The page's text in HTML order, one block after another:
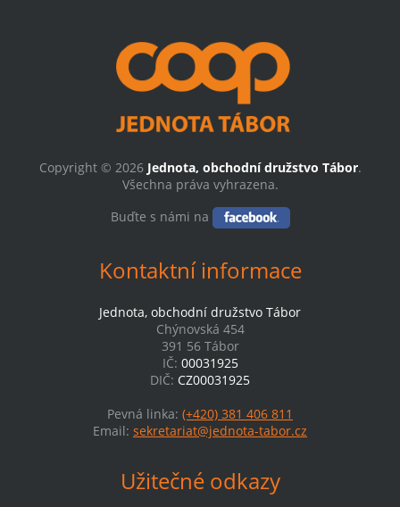
Copyright © 2026 Jednota, obchodní družstvo Tábor.
Všechna práva vyhrazena.
Buďte s námi na
Kontaktní informace
Jednota, obchodní družstvo Tábor
Chýnovská 454
391 56 Tábor
IČ: 00031925
DIČ: CZ00031925
Pevná linka: (+420) 381 406 811
Email: sekretariat@jednota-tabor.cz
Užitečné odkazy